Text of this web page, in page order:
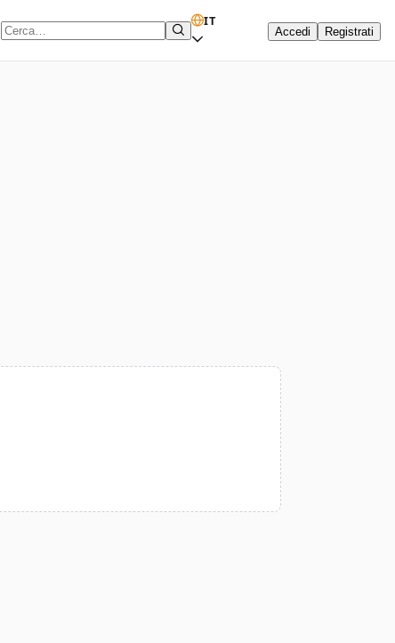
Termine di ricerca
IT
Accedi Registrati